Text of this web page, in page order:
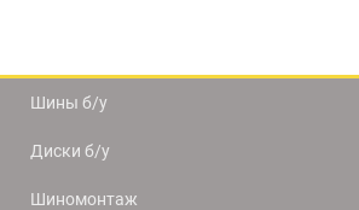
Шины б/у
Диски б/у
Шиномонтаж